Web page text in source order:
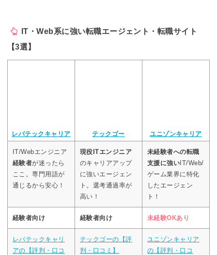
IT・Web系に強い転職エージェント・転職サイト
【3選】
レバテックキャリア テックゴー ユニゾンキャリア
IT/Webエンジニア
経験者が迷ったら
ここ。専門用語が
通じるから安心！
現役ITエンジニア
のキャリアアップ
に強いエージェン
ト。選考通過率が
高い！
未経験者への転職
支援に強い IT/Web/
ゲーム業界に特化
したエージェン
ト！
経験者向け 経験者向け 未経験OKあり
レバテックキャリ
アの【評判・口コ
テックゴーの【評
判・口コミ】
ユニゾンキャリア
の【評判・口コ